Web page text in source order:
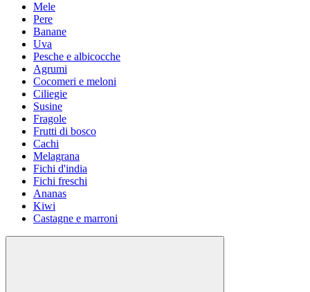
Mele
Pere
Banane
Uva
Pesche e albicocche
Agrumi
Cocomeri e meloni
Ciliegie
Susine
Fragole
Frutti di bosco
Cachi
Melagrana
Fichi d'india
Fichi freschi
Ananas
Kiwi
Castagne e marroni